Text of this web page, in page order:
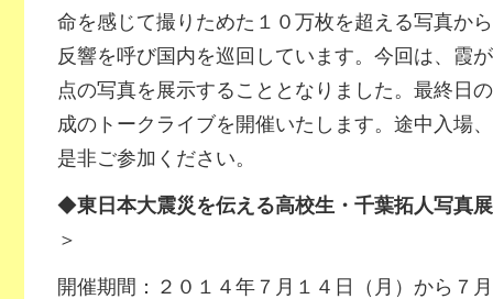
命を感じて撮りためた１０万枚を超える写真か
反響を呼び国内を巡回しています。今回は、霞
点の写真を展示することとなりました。最終日
成のトークライブを開催いたします。途中入場
是非ご参加ください。
◆東日本大震災を伝える高校生・千葉拓人写真展
＞
開催期間：２０１４年７月１４日（月）から７